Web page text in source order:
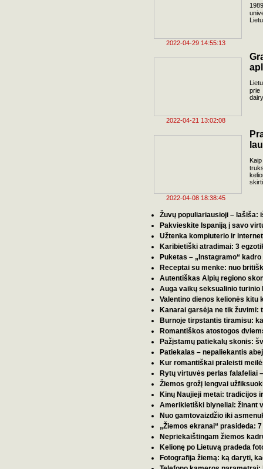
2022-04-29 14:55:13
2022-04-21 13:02:08
prie
2022-04-08 18:38:45
Žuvų populiariausioji – lašiša:
Pakvieskite Ispaniją į savo
Užtenka kompiuterio ir
Karibietiški atradimai: 3
Puketas – „Instagramo“
Receptai su menke: nuo
Autentiškas Alpių regiono
Auga vaikų seksualinio
Valentino dienos kelionės kitu
Kanarai garsėja ne tik
Burnoje tirpstantis tiramisu:
Romantiškos atostogos
Pažįstamų patiekalų skonis:
Patiekalas – nepaliekantis
Kur romantiškai praleisti
Rytų virtuvės perlas falafeliai
Žiemos grožį lengvai
Kinų Naujieji metai: tradicijos
Amerikietiški blyneliai: žinant
Nuo gamtovaizdžio iki
„Žiemos ekranai“ prasideda:
Nepriekaištingam žiemos
Kelionę po Lietuvą pradeda
Fotografija žiemą: ką daryti,